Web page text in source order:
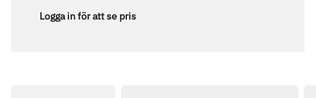
Logga in för att se pris